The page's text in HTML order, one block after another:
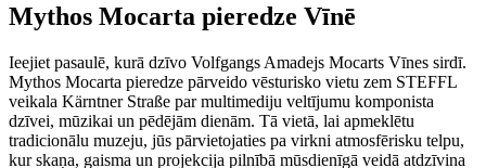
Mythos Mocarta pieredze Vīnē
Ieejiet pasaulē, kurā dzīvo Volfgangs Amadejs Mocarts Vīnes sirdī.
Mythos Mocarta pieredze pārveido vēsturisko vietu zem STEFFL
veikala Kärntner Straße par multimediju veltījumu komponista
dzīvei, mūzikai un pēdējām dienām. Tā vietā, lai apmeklētu
tradicionālu muzeju, jūs pārvietojaties pa virkni atmosfērisku telpu,
kur skaņa, gaisma un projekcija pilnībā mūsdienīgā veidā atdzīvina